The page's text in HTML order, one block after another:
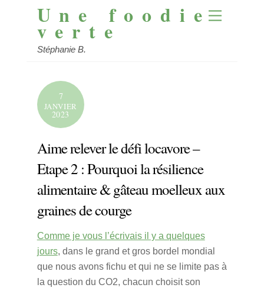
Menu
Une foodie
verte
Stéphanie B.
7
JANVIER
2023
Aime relever le défi locavore –
Etape 2 : Pourquoi la résilience
alimentaire & gâteau moelleux aux
graines de courge
Comme je vous l’écrivais il y a quelques
jours, dans le grand et gros bordel mondial
que nous avons fichu et qui ne se limite pas à
la question du CO2, chacun choisit son